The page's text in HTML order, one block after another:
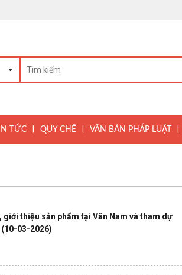
TỨC QUY CHẾ VĂN BẢN PHÁP LUẬT
thiệu sản phẩm tại Vân Nam và tham dự
(10-03-2026)